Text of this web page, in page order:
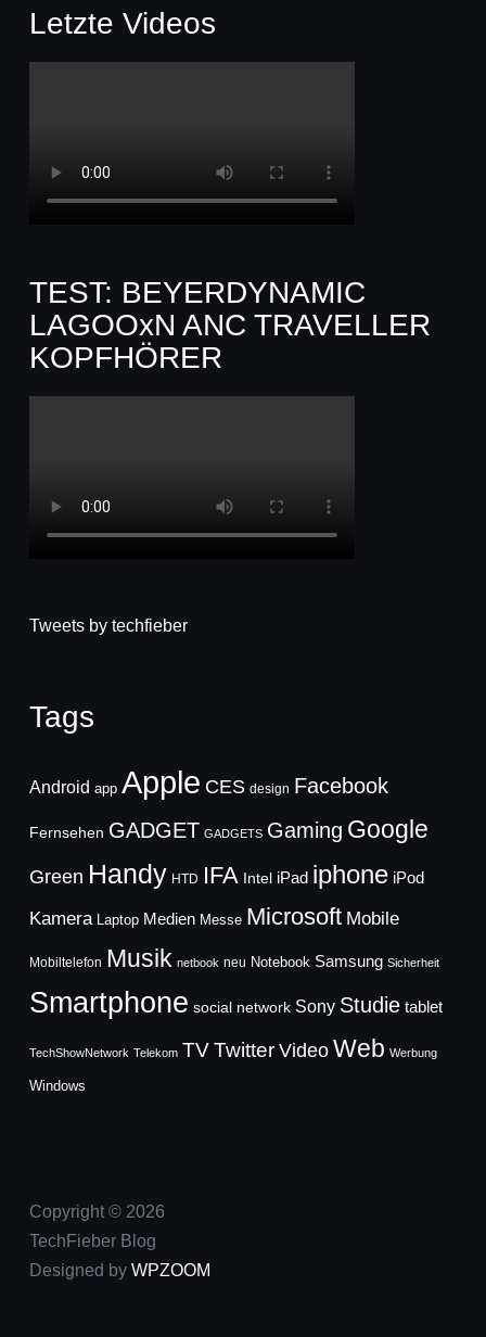
Letzte Videos
TEST: BEYERDYNAMIC
LAGOOxN ANC TRAVELLER
KOPFHÖRER
Tweets by techfieber
Tags
Android app Apple CES design Facebook
Fernsehen GADGET GADGETS Gaming Google
Green Handy HTD IFA Intel iPad iphone iPod
Kamera Laptop Medien Messe Microsoft Mobile
Mobiltelefon Musik netbook neu Notebook Samsung Sicherheit
Smartphone social network Sony Studie tablet
TechShowNetwork Telekom TVTwitter Video Web Werbung
Windows
Copyright © 2026
TechFieber Blog
Designed by WPZOOM